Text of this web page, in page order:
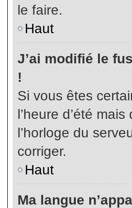
le faire.
Haut
J’ai modifié le
!
Si vous êtes
l’heure d’été
l’horloge du
corriger.
Haut
Ma langue